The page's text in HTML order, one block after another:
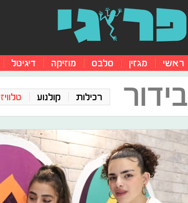
ראשי מגזין סלבס מוזיקה דיגיטל
בידור רכילות קולנוע